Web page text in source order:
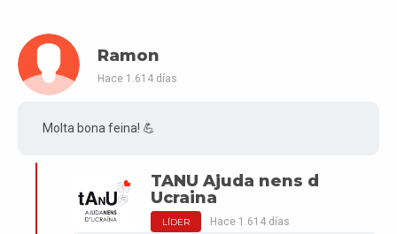
Ramon
Hace 1.614 días
Molta bona feina! 💪
TANU Ajuda nens d
Ucraina
LÍDER Hace 1.614 días